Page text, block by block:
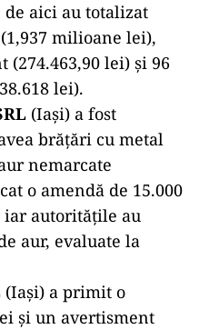
aici au totalizat
milioane lei),
(274.463,90 lei) și 96
lei).
(Iași) a fost
brățări cu metal
nemarcate
o amendă de 15.000
iar autoritățile au
aur, evaluate la
(Iași) a primit o
și un avertisment